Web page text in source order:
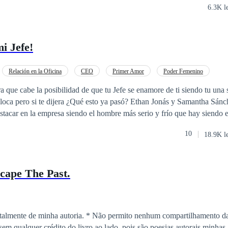
6.3K
Jefe!
Relación en la Oficina CEO Primer Amor
Poder Femenino
que cabe la posibilidad de que tu Jefe se enamore de ti siendo tu una
¿Qué esto ya pasó? Ethan Jonás y Samantha Sánchez dos personas
en la empresa siendo el hombre más serio y frío que hay siendo
que Ethan Jonás quede flechado por ella al instante en la que su
de que se hace un contrató
4/2021 Terminada:
10 18.9K
The Past.
Não permito nenhum compartilhamento das frases ou